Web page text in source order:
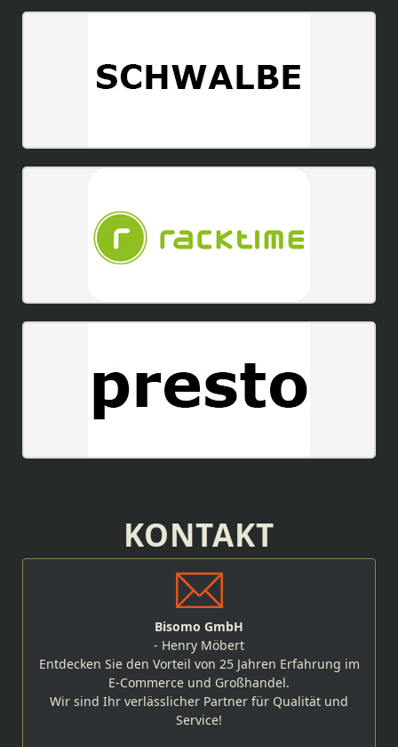
KONTAKT
Bisomo GmbH
- Henry Möbert
Entdecken Sie den Vorteil von 25 Jahren Erfahrung im
E-Commerce und Großhandel.
Wir sind Ihr verlässlicher Partner für Qualität und
Service!